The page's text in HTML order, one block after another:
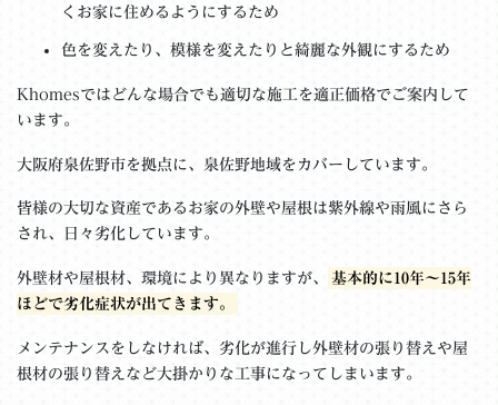
くお家に住めるようにするため
色を変えたり、模様を変えたりと綺麗な外観にするため
Khomesではどんな場合でも適切な施工を適正価格でご案内して
います。
大阪府泉佐野市を拠点に、泉佐野地域をカバーしています。
皆様の大切な資産であるお家の外壁や屋根は紫外線や雨風にさら
され、日々劣化しています。
外壁材や屋根材、環境により異なりますが、
基本的に10年～15年
ほどで劣化症状が出てきます。
メンテナンスをしなければ、劣化が進行し外壁材の張り替えや屋
根材の張り替えなど大掛かりな工事になってしまいます。